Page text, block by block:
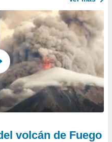
volcán de Fuego